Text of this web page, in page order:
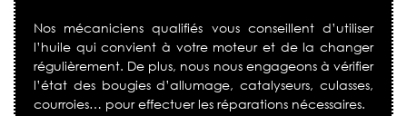
Nos mécaniciens qualifiés vous conseillent d’utiliser
l’huile qui convient à votre moteur et de la changer
régulièrement. De plus, nous nous engageons à vérifier
l’état des bougies d’allumage, catalyseurs, culasses,
courroies… pour effectuer les réparations nécessaires.